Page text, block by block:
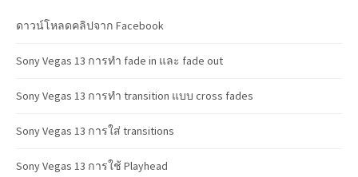
ดาวน์โหลดคลิปจาก Facebook
Sony Vegas 13 การทำ fade in และ fade out
Sony Vegas 13 การทำ transition แบบ cross fades
Sony Vegas 13 การใส่ transitions
Sony Vegas 13 การใช้ Playhead